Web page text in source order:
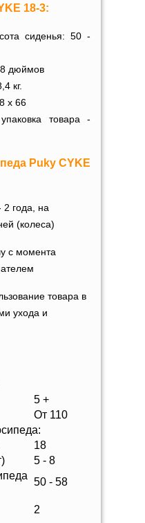
18-3:
сиденья: 50 -
дюймов
кг.
х 66
товара -
Puky CYKE
2 года, на
(колеса)
с момента
товара в
ухода и
5 +
От 110
18
5 - 8
50 - 58
2